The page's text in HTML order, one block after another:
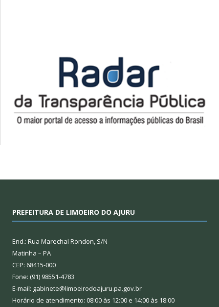
PREFEITURA DE LIMOEIRO DO AJURU
End.: Rua Marechal Rondon, S/N
Matinha – PA
CEP: 68415-000
Fone: (91) 98551-4783
E-mail: gabinete@limoeirodoajuru.pa.gov.br
Horário de atendimento: 08:00 às 12:00 e 14:00 às 18:00